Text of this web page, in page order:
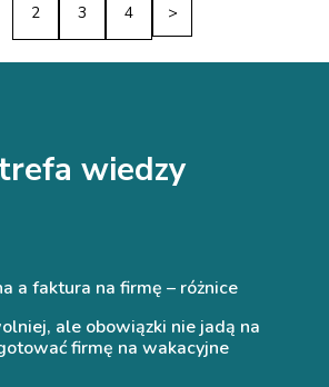
2 3 4 >
wiedzy
a faktura na firmę – różnice
ale obowiązki nie jadą na
firmę na wakacyjne